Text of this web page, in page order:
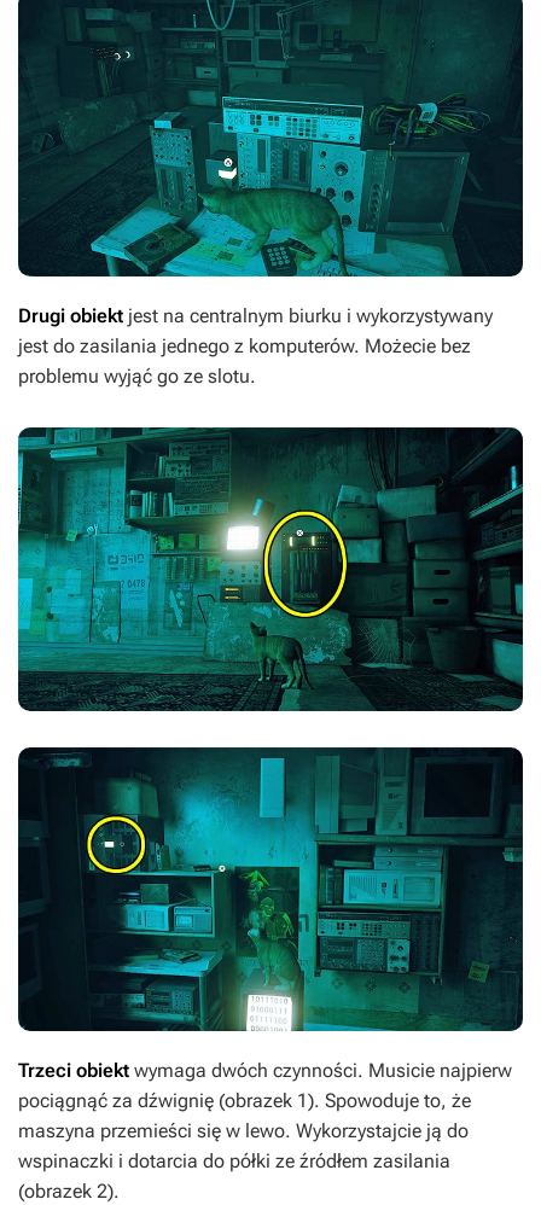
Drugi obiekt jest na centralnym biurku i wykorzystywany
jest do zasilania jednego z komputerów. Możecie bez
problemu wyjąć go ze slotu.
Trzeci obiekt wymaga dwóch czynności. Musicie najpierw
pociągnąć za dźwignię (obrazek 1). Spowoduje to, że
maszyna przemieści się w lewo. Wykorzystajcie ją do
wspinaczki i dotarcia do półki ze źródłem zasilania
(obrazek 2).